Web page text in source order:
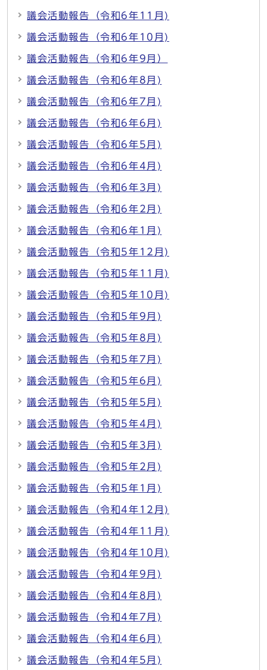
議会活動報告（令和6年11月)
議会活動報告（令和6年10月)
議会活動報告（令和6年9月）
議会活動報告（令和6年8月)
議会活動報告（令和6年7月)
議会活動報告（令和6年6月)
議会活動報告（令和6年5月)
議会活動報告（令和6年4月)
議会活動報告（令和6年3月)
議会活動報告（令和6年2月)
議会活動報告（令和6年1月)
議会活動報告（令和5年12月)
議会活動報告（令和5年11月)
議会活動報告（令和5年10月)
議会活動報告（令和5年9月)
議会活動報告（令和5年8月)
議会活動報告（令和5年7月)
議会活動報告（令和5年6月)
議会活動報告（令和5年5月)
議会活動報告（令和5年4月)
議会活動報告（令和5年3月)
議会活動報告（令和5年2月)
議会活動報告（令和5年1月)
議会活動報告（令和4年12月)
議会活動報告（令和4年11月)
議会活動報告（令和4年10月)
議会活動報告（令和4年9月)
議会活動報告（令和4年8月)
議会活動報告（令和4年7月)
議会活動報告（令和4年6月)
議会活動報告（令和4年5月)